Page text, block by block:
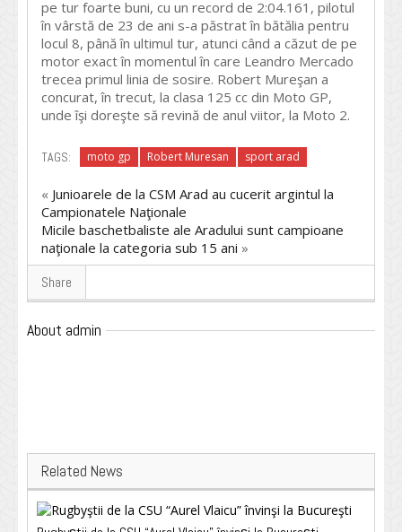
pe tur foarte buni, cu un record de 2:04.161, pilotul
în vârstă de 23 de ani s-a păstrat în bătălia pentru
locul 8, până în ultimul tur, atunci când a căzut de pe
motor exact în momentul în care Leandro Mercado
trecea primul linia de sosire. Robert Mureşan a
concurat, în trecut, la clasa 125 cc din Moto GP,
unde îşi doreşte să revină de anul viitor, la Moto 2.
TAGS: moto gp Robert Muresan sport arad
« Junioarele de la CSM Arad au cucerit argintul la
Campionatele Naţionale
Micile baschetbaliste ale Aradului sunt campioane
naţionale la categoria sub 15 ani »
Share
About admin
Related News